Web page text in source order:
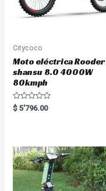
Citycoco
Moto eléctrica Rooder
shansu 8.0 4000W
80kmph
R
a
o
u
t
o
f
$ 5'796.00